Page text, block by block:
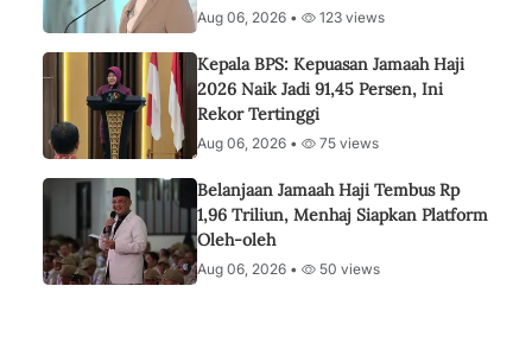
Aug 06, 2026 • 123 views
Kepala BPS: Kepuasan Jamaah Haji
2026 Naik Jadi 91,45 Persen, Ini
Rekor Tertinggi
Aug 06, 2026 • 75 views
Belanjaan Jamaah Haji Tembus Rp
1,96 Triliun, Menhaj Siapkan Platform
Oleh-oleh
Aug 06, 2026 • 50 views